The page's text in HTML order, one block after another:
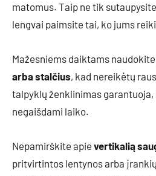
matomus. Taip ne tik
lengvai paimsite tai, ko jums
Mažesniems daiktams naudokite
arba stalčius, kad nereikėtų
talpyklų ženklinimas garantuoja,
negaišdami laiko.
Nepamirškite apie vertikalią
pritvirtintos lentynos arba